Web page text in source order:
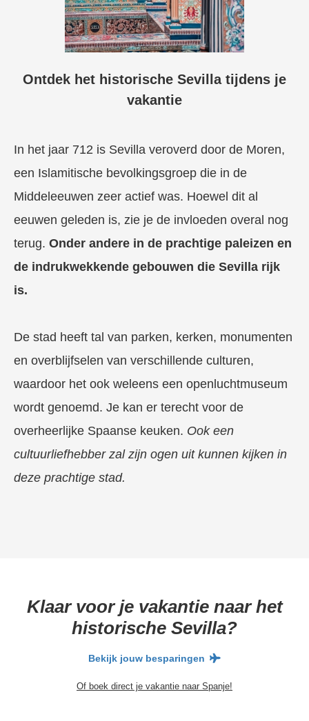
Ontdek het historische Sevilla tijdens je
vakantie
In het jaar 712 is Sevilla veroverd door de Moren,
een Islamitische bevolkingsgroep die in de
Middeleeuwen zeer actief was. Hoewel dit al
eeuwen geleden is, zie je de invloeden overal nog
terug. Onder andere in de prachtige paleizen en
de indrukwekkende gebouwen die Sevilla rijk
is.
De stad heeft tal van parken, kerken, monumenten
en overblijfselen van verschillende culturen,
waardoor het ook weleens een openluchtmuseum
wordt genoemd. Je kan er terecht voor de
overheerlijke Spaanse keuken. Ook een
cultuurliefhebber zal zijn ogen uit kunnen kijken in
deze prachtige stad.
Klaar voor je vakantie naar het
historische Sevilla?
Bekijk jouw besparingen
Of boek direct je vakantie naar Spanje!